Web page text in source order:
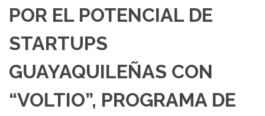
POR EL POTENCIAL DE
STARTUPS
GUAYAQUILEÑAS CON
“VOLTIO”, PROGRAMA DE